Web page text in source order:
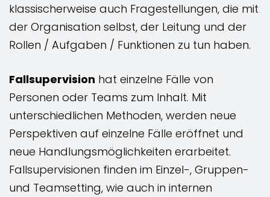
klassischerweise auch Fragestellungen, die mit
der Organisation selbst, der Leitung und der
Rollen / Aufgaben / Funktionen zu tun haben.
Fallsupervision hat einzelne Fälle von
Personen oder Teams zum Inhalt. Mit
unterschiedlichen Methoden, werden neue
Perspektiven auf einzelne Fälle eröffnet und
neue Handlungsmöglichkeiten erarbeitet.
Fallsupervisionen finden im Einzel-, Gruppen-
und Teamsetting, wie auch in internen